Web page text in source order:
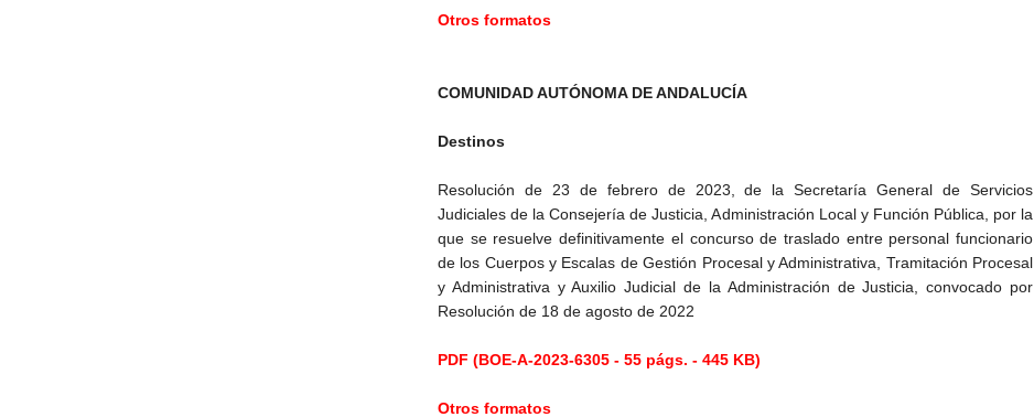
Otros formatos
COMUNIDAD AUTÓNOMA DE ANDALUCÍA
Destinos
Resolución de 23 de febrero de 2023, de la Secretaría General de Servicios
Judiciales de la Consejería de Justicia, Administración Local y Función Pública, por la
que se resuelve definitivamente el concurso de traslado entre personal funcionario
de los Cuerpos y Escalas de Gestión Procesal y Administrativa, Tramitación Procesal
y Administrativa y Auxilio Judicial de la Administración de Justicia, convocado por
Resolución de 18 de agosto de 2022
PDF (BOE-A-2023-6305 - 55 págs. - 445 KB)
Otros formatos